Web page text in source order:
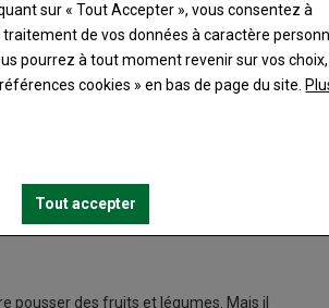
d’habitants un terrain, agréablement
dans lequel tout habitant peut
de ce collectif, mais c’est
la gestion.
pouvoir jardiner dans cet espace. Ils
sont utilisés, avec
pousser des fruits et légumes. Mais il
sur « Tout Accepter », vous consentez à
traitement de vos données à caractère
pourrez à tout moment revenir sur vos
cookies » en bas de page du site.
Tout accepter